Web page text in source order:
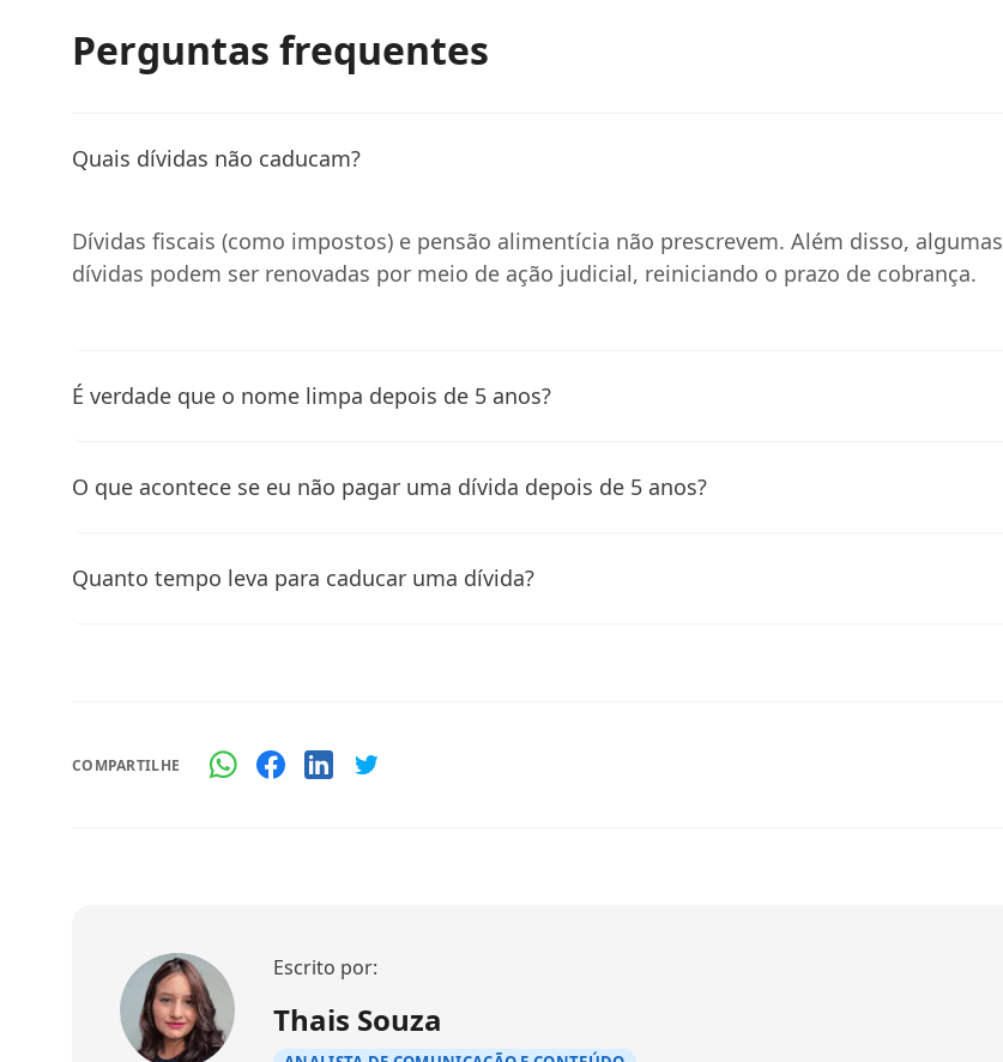
Perguntas frequentes
Quais dívidas não caducam?
Dívidas fiscais (como impostos) e pensão alimentícia não prescrevem. Além disso, algumas
dívidas podem ser renovadas por meio de ação judicial, reiniciando o prazo de cobrança.
É verdade que o nome limpa depois de 5 anos?
O que acontece se eu não pagar uma dívida depois de 5 anos?
Quanto tempo leva para caducar uma dívida?
COMPARTILHE
Escrito por:
Thais Souza